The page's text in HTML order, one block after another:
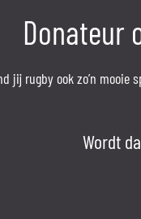
Donateur
jij rugby ook zo’n mooie
Wordt